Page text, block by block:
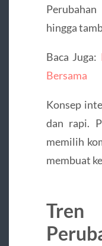
hingga
Baca Juga:
Bersama
Konsep
dan rapi.
memilih
membuat
Tren